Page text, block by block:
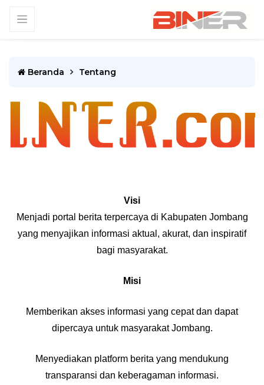
Beranda Tentang
Visi
Menjadi portal berita terpercaya di Kabupaten Jombang
yang menyajikan informasi aktual, akurat, dan inspiratif
bagi masyarakat.
Misi
Memberikan akses informasi yang cepat dan dapat
dipercaya untuk masyarakat Jombang.
Menyediakan platform berita yang mendukung
transparansi dan keberagaman informasi.